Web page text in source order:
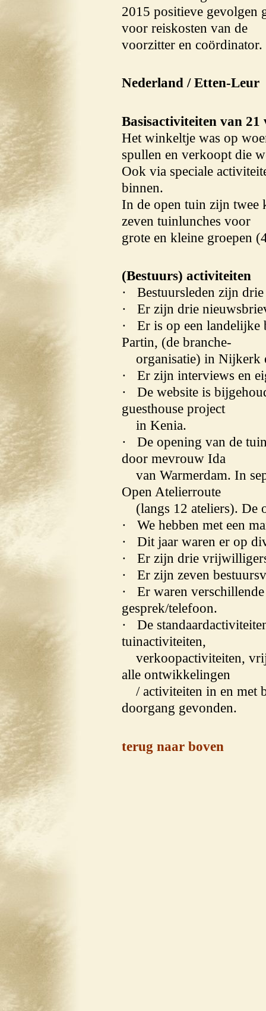
2015 positieve gevolgen
voor reiskosten van de
voorzitter en
Nederland / Etten-Leur
Basisactiviteiten van
Het winkeltje was op
spullen en verkoopt die
Ook via speciale
binnen.
In de open tuin zijn twee
zeven tuinlunches voor
grote en kleine groepen
(Bestuurs) activiteiten
· Bestuursleden zijn drie
· Er zijn drie
· Er is op een landelijke
Partin, (de branche-
organisatie) in Nijkerk
· Er zijn interviews en
· De website is
guesthouse project
in Kenia.
· De opening van de
door mevrouw Ida
van Warmerdam. In
Open Atelierroute
(langs 12 ateliers). De
· We hebben met een
· Dit jaar waren er op
· Er zijn drie
· Er zijn zeven
· Er waren
gesprek/telefoon.
· De
tuinactiviteiten,
verkoopactiviteiten,
alle ontwikkelingen
/ activiteiten in en met
doorgang gevonden.
terug naar boven